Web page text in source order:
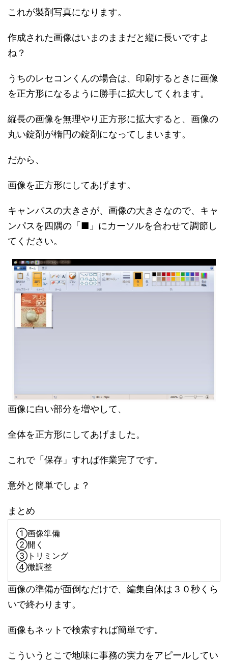
これが製剤写真になります。
作成された画像はいまのままだと縦に長いですよ
ね？
うちのレセコンくんの場合は、印刷するときに画像
を正方形になるように勝手に拡大してくれます。
縦長の画像を無理やり正方形に拡大すると、画像の
丸い錠剤が楕円の錠剤になってしまいます。
だから、
画像を正方形にしてあげます。
キャンパスの大きさが、画像の大きさなので、キャ
ンパスを四隅の「■」にカーソルを合わせて調節し
てください。
画像に白い部分を増やして、
全体を正方形にしてあげました。
これで「保存」すれば作業完了です。
意外と簡単でしょ？
まとめ
①画像準備
②開く
③トリミング
④微調整
画像の準備が面倒なだけで、編集自体は３０秒くら
いで終わります。
画像もネットで検索すれば簡単です。
こういうとこで地味に事務の実力をアピールしてい